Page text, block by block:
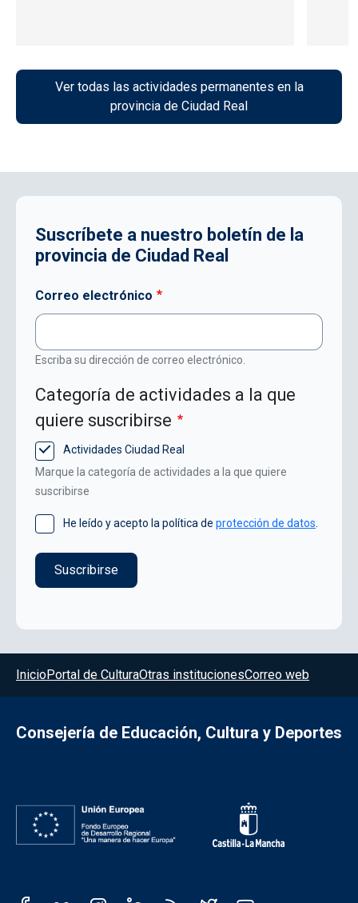
Ver todas las actividades permanentes en la
provincia de Ciudad Real
Suscríbete a nuestro boletín de la
provincia de Ciudad Real
Correo electrónico
Escriba su dirección de correo electrónico.
Categoría de actividades a la que
quiere suscribirse
Actividades Ciudad Real
Marque la categoría de actividades a la que quiere
suscribirse
He leído y acepto la política de protección de datos
Menú del pie
InicioPortal de CulturaOtras institucionesCorreo web
Consejería de Educación, Cultura y Deportes